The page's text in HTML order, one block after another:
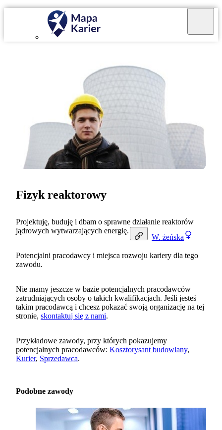
W. żeńska
Fizyk reaktorowy
Projektuję, buduję i dbam o sprawne działanie reaktorów
jądrowych wytwarzających energię.
Potencjalni pracodawcy i miejsca rozwoju kariery dla tego
zawodu.
Nie mamy jeszcze w bazie potencjalnych pracodawców
zatrudniających osoby o takich kwalifikacjach. Jeśli jesteś
takim pracodawcą i chcesz pokazać swoją organizację na tej
stronie, skontaktuj się z nami.
Przykładowe zawody, przy których pokazujemy
potencjalnych pracodawców: Kosztorysant budowlany,
Kurier, Sprzedawca.
Podobne zawody